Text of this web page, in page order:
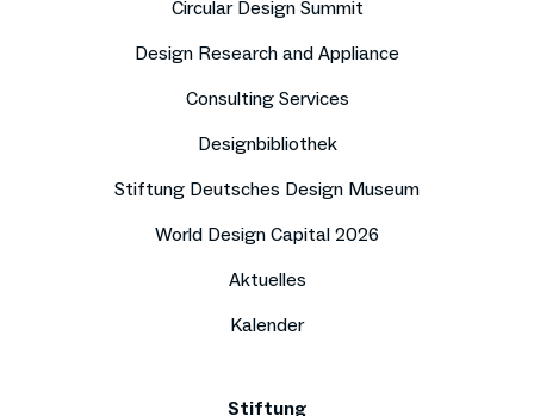
Circular Design Summit
Design Research and Appliance
Consulting Services
Designbibliothek
Stiftung Deutsches Design Museum
World Design Capital 2026
Aktuelles
Kalender
Stiftung